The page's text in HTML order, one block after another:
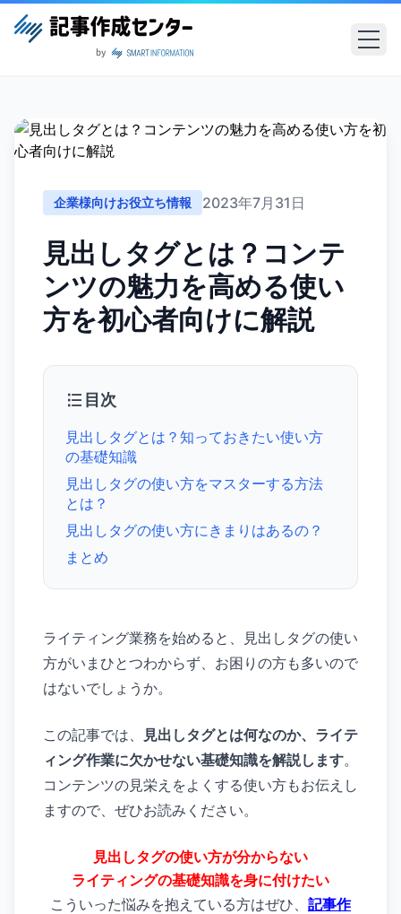
企業様向けお役立ち情報 2023年7月31日
見出しタグとは？コンテ
ンツの魅力を高める使い
方を初心者向けに解説
目次
見出しタグとは？知っておきたい使い方
の基礎知識
見出しタグの使い方をマスターする方法
とは？
見出しタグの使い方にきまりはあるの？
まとめ
ライティング業務を始めると、見出しタグの使い
方がいまひとつわからず、お困りの方も多いので
はないでしょうか。
この記事では、
見出しタグとは何なのか、ライテ
ィング作業に欠かせない基礎知識を解説します。
コンテンツの見栄えをよくする使い方もお伝えし
ますので、ぜひお読みください。
見出しタグの使い方が分からない
ライティングの基礎知識を身に付けたい
こういった悩みを抱えている方はぜひ、 記事作